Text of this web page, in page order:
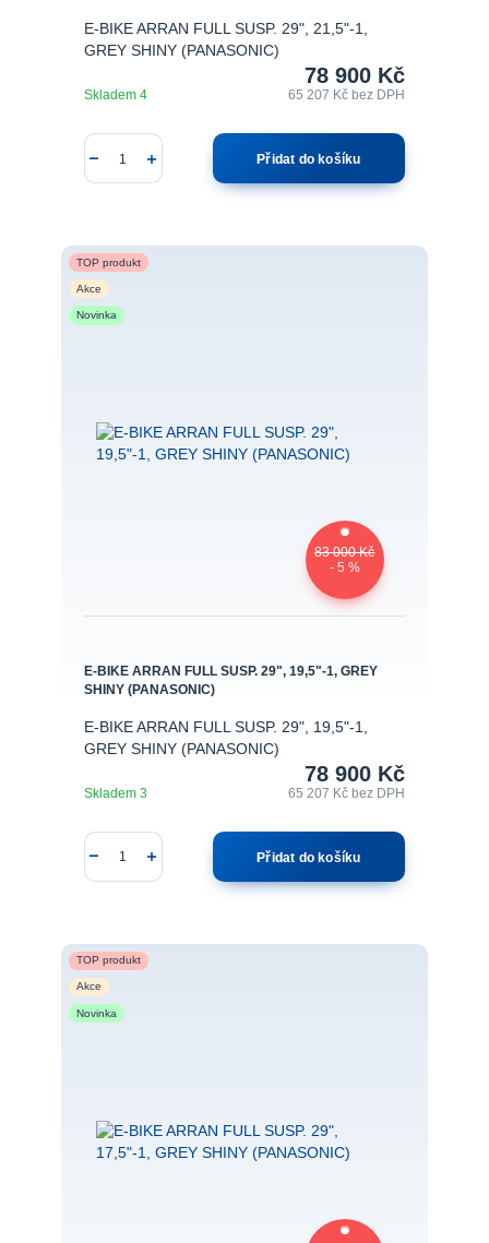
E-BIKE ARRAN FULL SUSP. 29", 21,5"-1,
GREY SHINY (PANASONIC)
78 900 Kč
65 207 Kč bez DPH
Skladem 4
Přidat do košíku
TOP produkt
Akce
Novinka
83 000 Kč
- 5 %
E-BIKE ARRAN FULL SUSP. 29", 19,5"-1, GREY
SHINY (PANASONIC)
E-BIKE ARRAN FULL SUSP. 29", 19,5"-1,
GREY SHINY (PANASONIC)
78 900 Kč
65 207 Kčbez DPH
Skladem 3
Přidat do košíku
TOP produkt
Akce
Novinka